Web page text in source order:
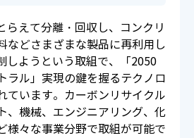
らえて分離・回収し、コンクリ
などさまざまな製品に再利用し
しようという取組で、「2050
ラル」実現の鍵を握るテクノロ
ています。カーボンリサイクル
、機械、エンジニアリング、化
様々な事業分野で取組が可能で